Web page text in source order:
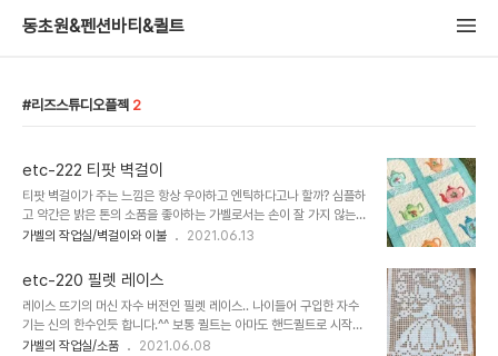
동초원&펜션바티&퀼트
리즈스튜디오플젝 2
etc-222 티팟 벽걸이
티팟 벽걸이가 주는 느낌은 항상 우아하고 엔틱하다고나 할까? 심플하
고 약간은 밝은 톤의 소품을 좋아하는 가벨로서는 손이 잘 가지 않는
아이템이었는데 로리홀트와 릴리브레이크 원단으로 밝고 캐쥬얼한 느
이 잘 나온것 같아요.. 원단을 고르고 실 색상을 정할때마다 배색에 대
한 확신이 없어서, 안되면 하나씩 낱개로 미니 벽걸이 만든다 생각하고
만들었는데, 다 뭉쳐놓으니 생각했던것 만큼 밝은 느낌의 티팟장이 나
왔네요^^ 민트색 보더를 정하고 민트랑 빨강 무늬로 배색을 한 이 블럭
이 제일 마음에 드네요. 자수 부분이 그라데이션이 엄청 많은데 실 색
가벨의 작업실/벽걸이와 이불 2021.06.13
etc-220 필렛 레이스
레이스 뜨기의 머신 자수 버전인 필렛 레이스.. 나이들어 구입한 자수
기는 신의 한수인듯 합니다.^^ 보통 퀼트는 아마도 핸드퀼트로 시작해
서 머신퀼트와 머신 자수를 지나게 되면 최종 종착지는 롱암퀼팅에 다
가벨의 작업실/소품 2021.06.08